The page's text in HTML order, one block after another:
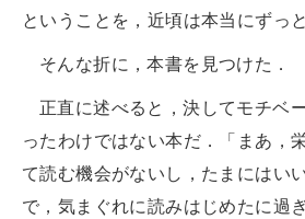
ということを，近頃は本当にずっ
そんな折に，本書を見つけた．
正直に述べると，決してモチベ
ったわけではない本だ．「まあ，
て読む機会がないし，たまには
で，気まぐれに読みはじめたに過